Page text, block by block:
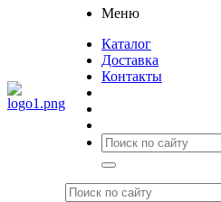
Меню
Каталог
Доставка
Контакты